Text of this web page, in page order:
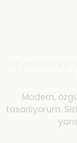
Modern,
tasarlıyorum.